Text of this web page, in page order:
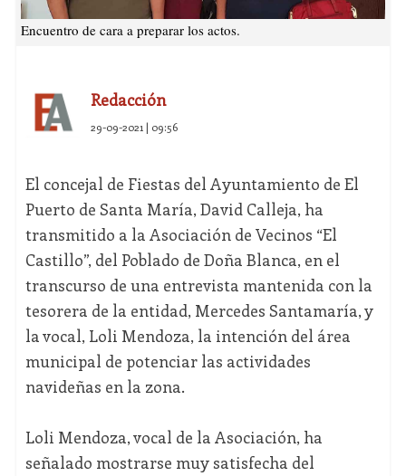
Encuentro de cara a preparar los actos.
Redacción
29-09-2021 | 09:56
El concejal de Fiestas del Ayuntamiento de El
Puerto de Santa María, David Calleja, ha
transmitido a la Asociación de Vecinos “El
Castillo”, del Poblado de Doña Blanca, en el
transcurso de una entrevista mantenida con la
tesorera de la entidad, Mercedes Santamaría, y
la vocal, Loli Mendoza, la intención del área
municipal de potenciar las actividades
navideñas en la zona.
Loli Mendoza, vocal de la Asociación, ha
señalado mostrarse muy satisfecha del